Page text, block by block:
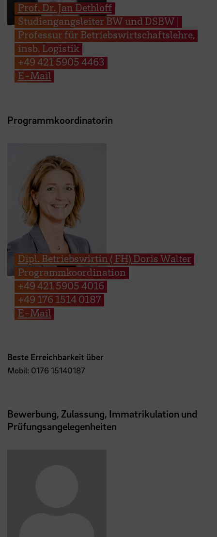
Prof. Dr. Jan Dethloff
Studiengangsleiter BW und DSBW |
Professur für Betriebswirtschaftslehre,
insb. Logistik
+49 421 5905 4463
E-Mail
Programmkoordinatorin
Dipl. Betriebswirtin ( FH) Doris Walter
Programmkoordination
+49 421 5905 4016
+49 176 1514 0187
E-Mail
Beste Erreichbarkeit über
Mobil: 0176 15140187
Bewerbung, Zulassung, Immatrikulation und
Prüfungsangelegenheiten